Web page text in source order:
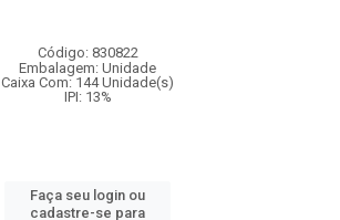
Código: 830822
Embalagem: Unidade
Caixa Com: 144 Unidade(s)
IPI: 13%
Faça seu login ou
cadastre-se para